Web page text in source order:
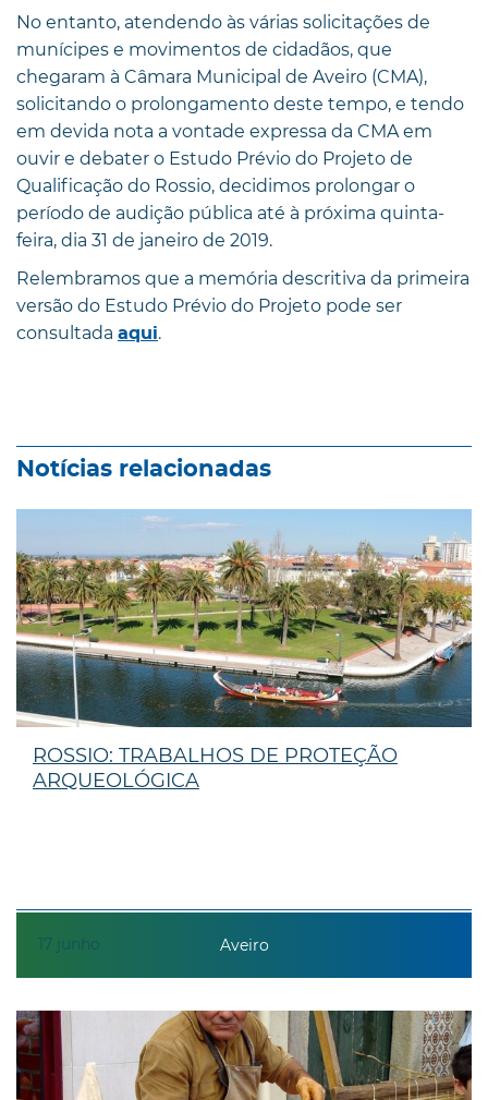
No entanto, atendendo às várias solicitações de
munícipes e movimentos de cidadãos, que
chegaram à Câmara Municipal de Aveiro (CMA),
solicitando o prolongamento deste tempo, e tendo
em devida nota a vontade expressa da CMA em
ouvir e debater o Estudo Prévio do Projeto de
Qualificação do Rossio, decidimos prolongar o
período de audição pública até à próxima quinta-
feira, dia 31 de janeiro de 2019.
Relembramos que a memória descritiva da primeira
versão do Estudo Prévio do Projeto pode ser
consultada aqui.
Notícias relacionadas
17 junho
ROSSIO: TRABALHOS DE PROTEÇÃO
ARQUEOLÓGICA
Aveiro